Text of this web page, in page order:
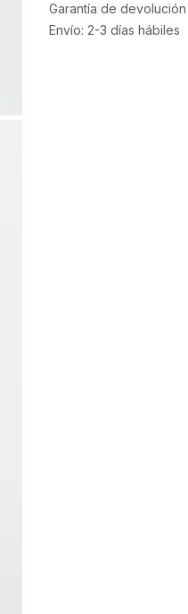
Garantía de
Envío: 2-3 días hábiles